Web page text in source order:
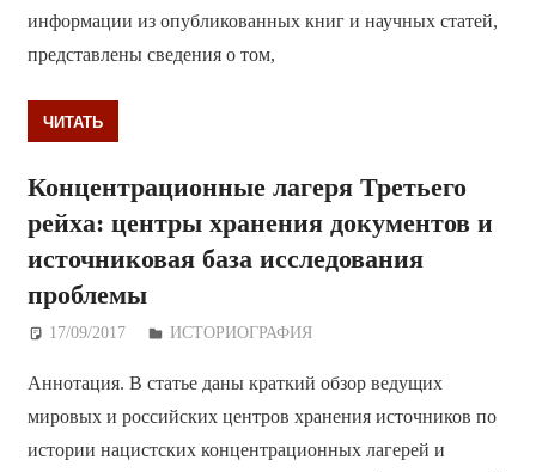
информации из опубликованных книг и научных статей,
представлены сведения о том,
ЧИТАТЬ
Концентрационные лагеря Третьего
рейха: центры хранения документов и
источниковая база исследования
проблемы
17/09/2017 Дежурный по Редакции
ИСТОРИОГРАФИЯ
Аннотация. В статье даны краткий обзор ведущих
мировых и российских центров хранения источников по
истории нацистских концентрационных лагерей и